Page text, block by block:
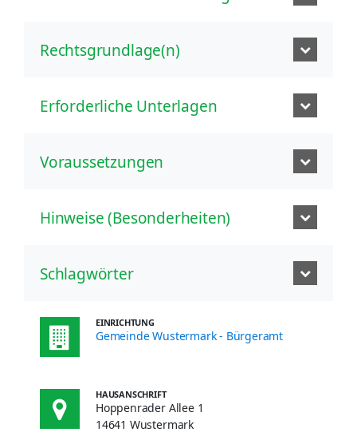
Rechtsgrundlage(n)
Erforderliche Unterlagen
Voraussetzungen
Hinweise (Besonderheiten)
Schlagwörter
EINRICHTUNG
Gemeinde Wustermark - Bürgeramt
HAUSANSCHRIFT
Hoppenrader Allee 1
14641 Wustermark